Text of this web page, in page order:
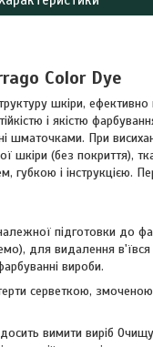
Color Dye
шкіри,
і якістю
шматочками. При
шкіри (без покриття),
губкою і інструкцією.
підготовки до
для видалення
вироби.
серветкою,
вимити виріб